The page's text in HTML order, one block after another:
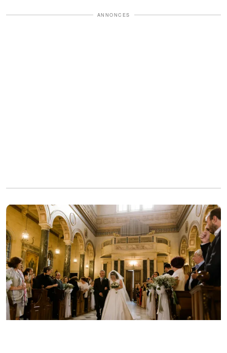
ANNONCES